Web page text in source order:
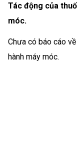
Tác động của
móc.
Chưa có báo cáo
hành máy móc.